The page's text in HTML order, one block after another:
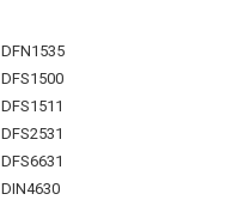
DFN1535
DFS1500
DFS1511
DFS2531
DFS6631
DIN4630